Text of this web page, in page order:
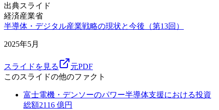
出典スライド
経済産業省
半導体・デジタル産業戦略の現状と今後（第13回）
2025年5月
スライドを見る
元PDF
このスライドの他のファクト
富士電機・デンソーのパワー半導体支援における投資
総額2116 億円